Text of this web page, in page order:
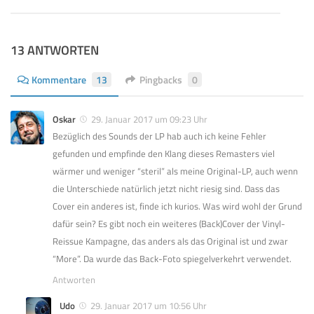
13 ANTWORTEN
Kommentare 13 Pingbacks 0
Oskar
29. Januar 2017 um 09:23 Uhr
Bezüglich des Sounds der LP hab auch ich keine Fehler
gefunden und empfinde den Klang dieses Remasters viel
wärmer und weniger “steril” als meine Original-LP, auch wenn
die Unterschiede natürlich jetzt nicht riesig sind. Dass das
Cover ein anderes ist, finde ich kurios. Was wird wohl der Grund
dafür sein? Es gibt noch ein weiteres (Back)Cover der Vinyl-
Reissue Kampagne, das anders als das Original ist und zwar
“More”. Da wurde das Back-Foto spiegelverkehrt verwendet.
Antworten
Udo
29. Januar 2017 um 10:56 Uhr